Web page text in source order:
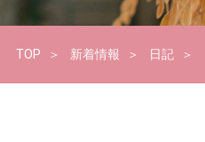
TOP 新着情報 日記